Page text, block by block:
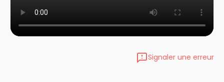
Signaler une erreur